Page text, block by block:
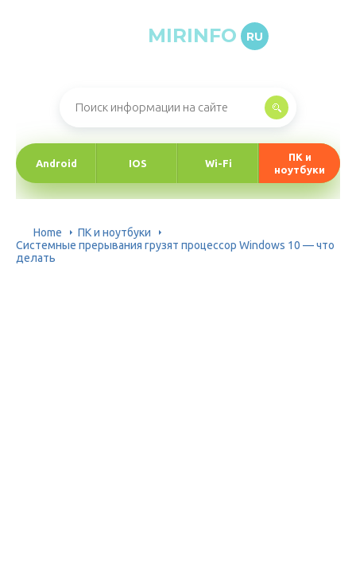
MIRINFO RU
Android IOS Wi-Fi
ПК и
ноутбуки
Home
ПК и ноутбуки
Системные прерывания грузят процессор Windows 10 — что
делать